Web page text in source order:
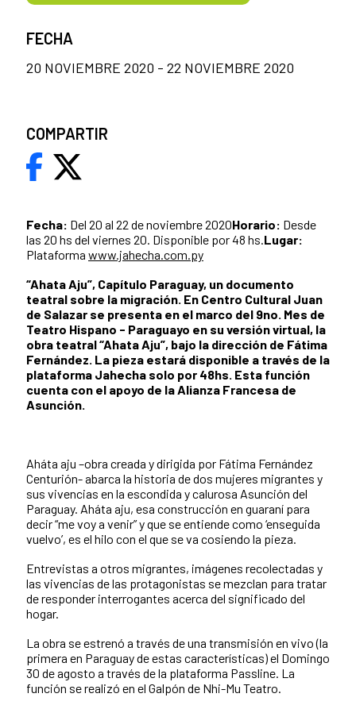
Fecha: Del 20 al 22 de noviembre 2020Horario: Desde
las 20 hs del viernes 20. Disponible por 48 hs.Lugar:
Plataforma www.jahecha.com.py
“Ahata Aju”, Capítulo Paraguay, un documento
teatral sobre la migración. En Centro Cultural Juan
de Salazar se presenta en el marco del 9no. Mes de
Teatro Hispano - Paraguayo en su versión virtual, la
obra teatral “Ahata Aju”, bajo la dirección de Fátima
Fernández. La pieza estará disponible a través de la
plataforma Jahecha solo por 48hs. Esta función
cuenta con el apoyo de la Alianza Francesa de
Asunción.
Aháta aju –obra creada y dirigida por Fátima Fernández
Centurión- abarca la historia de dos mujeres migrantes y
sus vivencias en la escondida y calurosa Asunción del
Paraguay. Aháta aju, esa construcción en guaraní para
decir “me voy a venir” y que se entiende como ‘enseguida
vuelvo’, es el hilo con el que se va cosiendo la pieza.
Entrevistas a otros migrantes, imágenes recolectadas y
las vivencias de las protagonistas se mezclan para tratar
de responder interrogantes acerca del significado del
hogar.
La obra se estrenó a través de una transmisión en vivo (la
primera en Paraguay de estas características) el Domingo
30 de agosto a través de la plataforma Passline. La
función se realizó en el Galpón de Nhi-Mu Teatro.
FECHA
20 NOVIEMBRE 2020 - 22 NOVIEMBRE 2020
COMPARTIR